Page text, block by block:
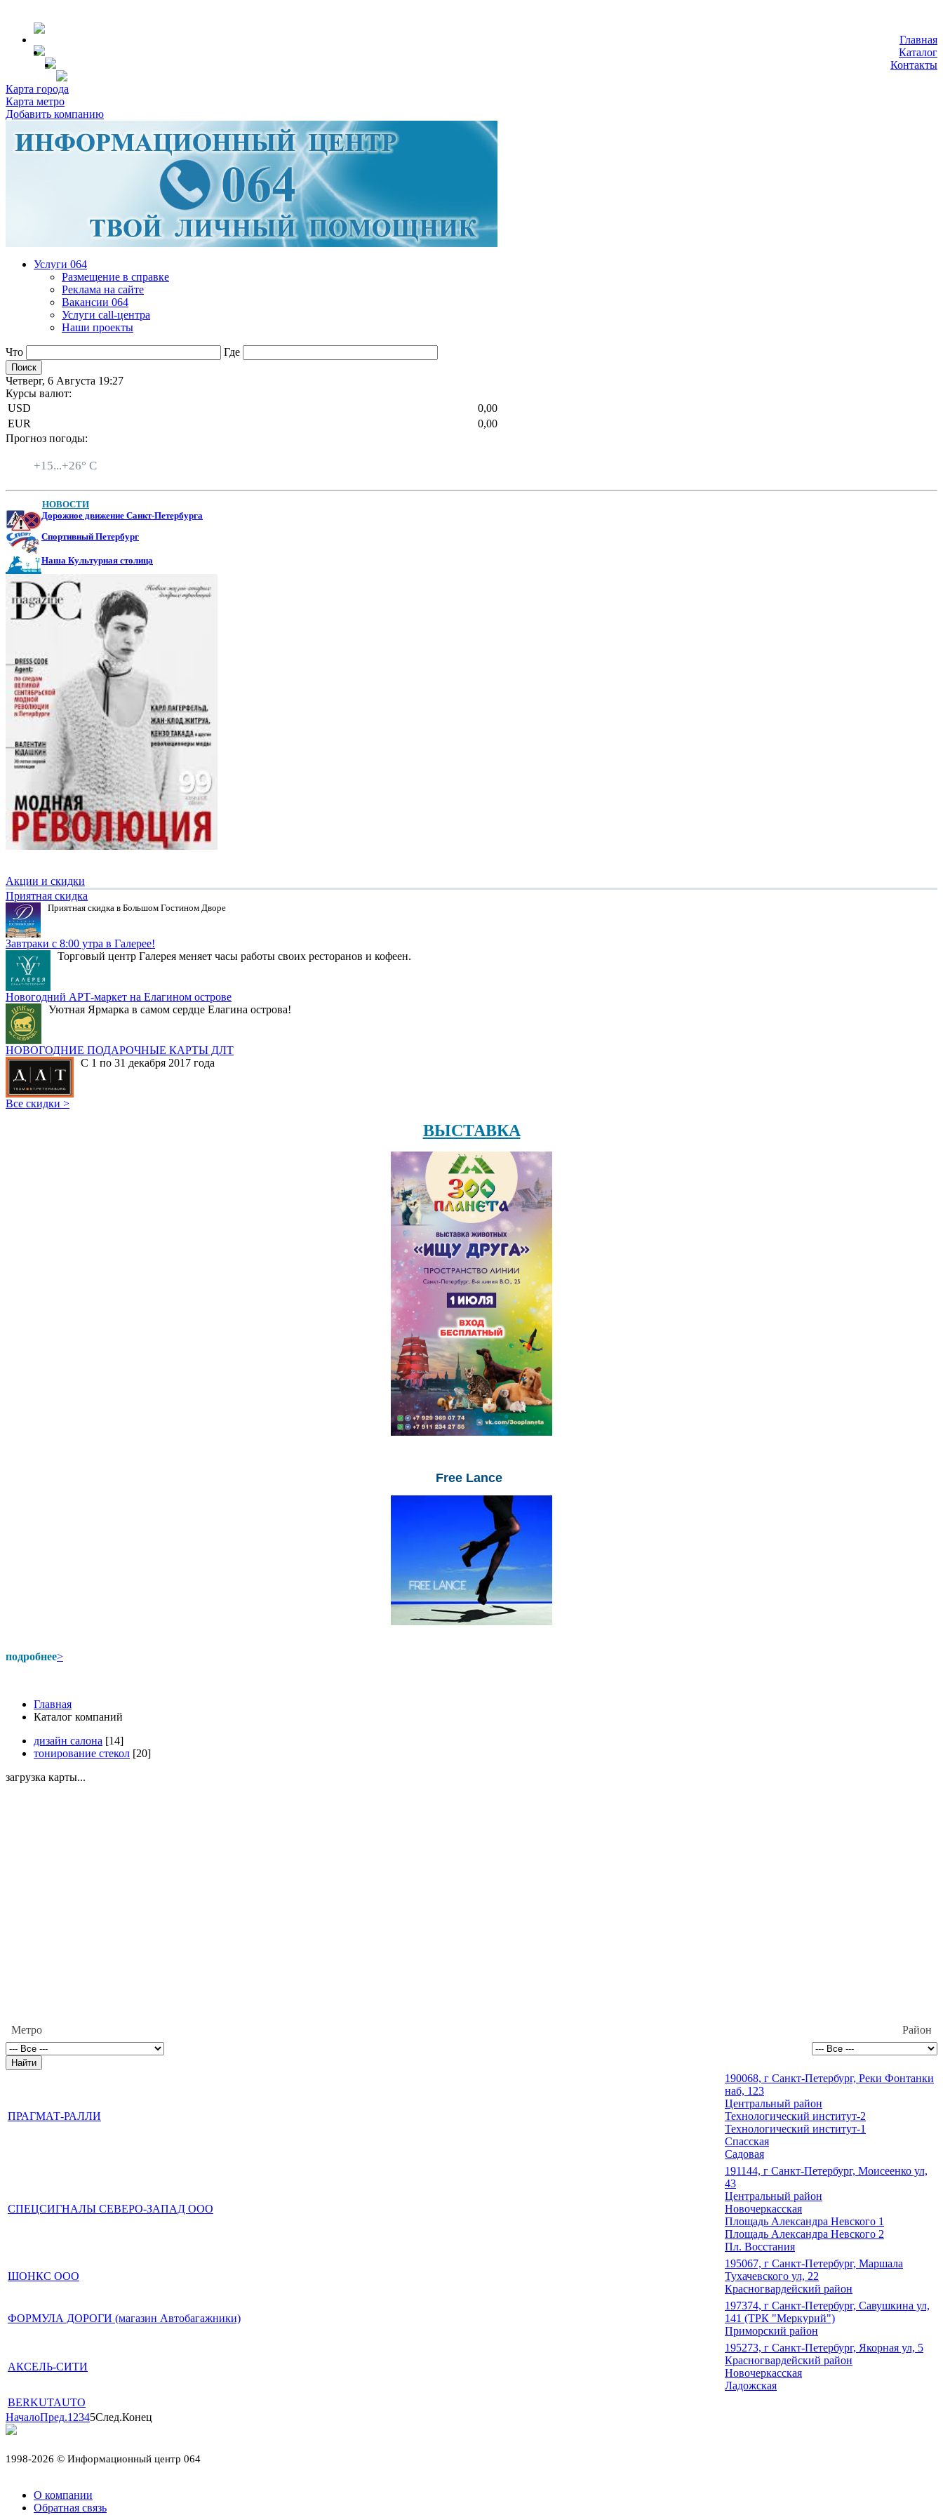
Главная
Каталог
Контакты
Карта города
Карта метро
Добавить компанию
Услуги 064
Размещение в справке
Реклама на сайте
Вакансии 064
Услуги call-центра
Наши проекты
Что Где
Четверг, 6 Августа 19:27
Курсы валют:
USD
0,00
EUR
0,00
Прогноз погоды:
+15...+26° C
НОВОСТИ
Дорожное движение Санкт-Петербурга
Спортивный Петербург
Наша Культурная столица
Акции и скидки
Приятная скидка
Приятная скидка в Большом Гостином Дворе
Завтраки с 8:00 утра в Галерее!
Торговый центр Галерея меняет часы работы своих ресторанов и кофеен.
Новогодний АРТ-маркет на Елагином острове
Уютная Ярмарка в самом сердце Елагина острова!
НОВОГОДНИЕ ПОДАРОЧНЫЕ КАРТЫ ДЛТ
С 1 по 31 декабря 2017 года
Все скидки >
ВЫСТАВКА
Free Lance
подробнее>
Главная
Каталог компаний
дизайн салона [14]
тонирование стекол [20]
загрузка карты...
Метро Район
ПРАГМАТ-РАЛЛИ
190068, г Санкт-Петербург, Реки Фонтанки
наб, 123
Центральный район
Технологический институт-2
Технологический институт-1
Спасская
Садовая
СПЕЦСИГНАЛЫ СЕВЕРО-ЗАПАД ООО
191144, г Санкт-Петербург, Моисеенко ул,
43
Центральный район
Новочеркасская
Площадь Александра Невского 1
Площадь Александра Невского 2
Пл. Восстания
ШОНКС ООО
195067, г Санкт-Петербург, Маршала
Тухачевского ул, 22
Красногвардейский район
ФОРМУЛА ДОРОГИ (магазин Автобагажники)
197374, г Санкт-Петербург, Савушкина ул,
141 (ТРК "Меркурий")
Приморский район
АКСЕЛЬ-СИТИ
195273, г Санкт-Петербург, Якорная ул, 5
Красногвардейский район
Новочеркасская
Ладожская
BERKUTAUTO
НачалоПред.1 2345След.Конец
1998-2026 © Информационный центр 064
О компании
Обратная связь